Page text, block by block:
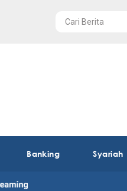
Banking Syariah